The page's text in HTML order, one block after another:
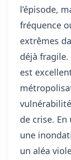
l’épisode,
fréquence
extrêmes
déjà fragile.
est
de crise.
une
un aléa